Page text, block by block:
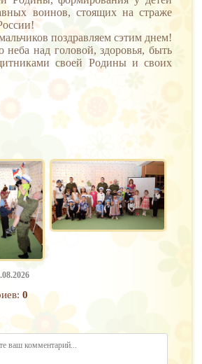
воинов, стоящих на страже
поздравляем сэтим днем!
над головой, здоровья, быть
своей Родины и своих
: 0